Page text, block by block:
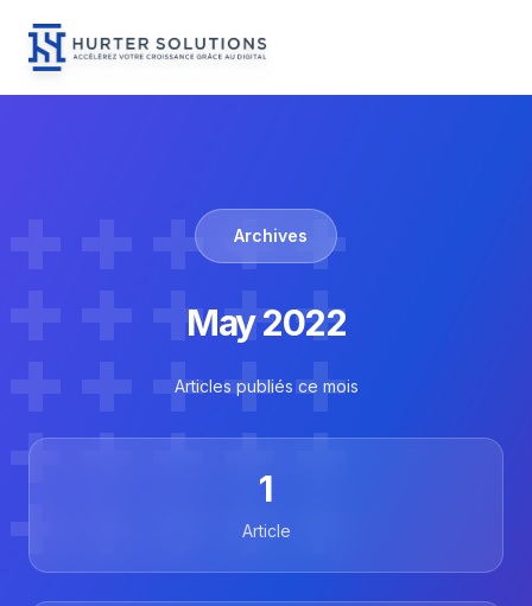
Archives
May 2022
Articles publiés ce mois
1
Article